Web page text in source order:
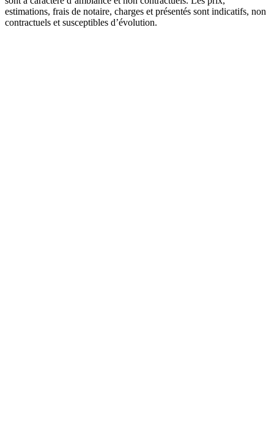
estimations, frais de notaire, charges et présentés sont indicatifs, non
contractuels et susceptibles d’évolution.